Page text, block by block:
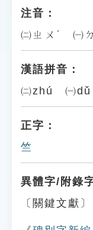
注音：
㈡ㄓㄨˊ ㈠
漢語拼音：
㈡zhú ㈠
正字：
竺
異體字/附錄
〔關鍵文獻〕